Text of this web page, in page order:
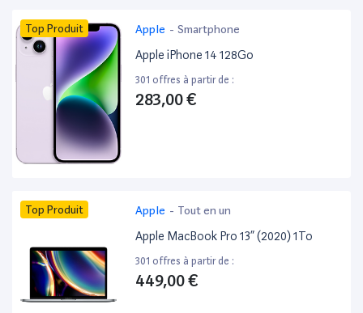
Top Produit Apple - Smartphone
Apple iPhone 14 128Go
301 offres à partir de :
283,00 €
Top Produit Apple - Tout en un
Apple MacBook Pro 13” (2020) 1To
301 offres à partir de :
449,00 €